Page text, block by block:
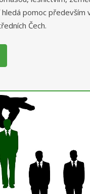
pomoc především
Čech.